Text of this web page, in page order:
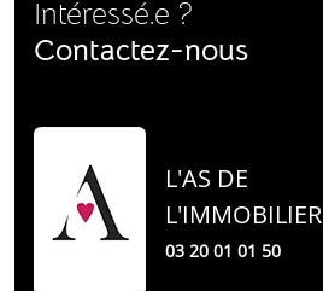
Intéressé.e ?
Contactez-nous
L'AS DE
L'IMMOBILIER
03 20 01 01 50